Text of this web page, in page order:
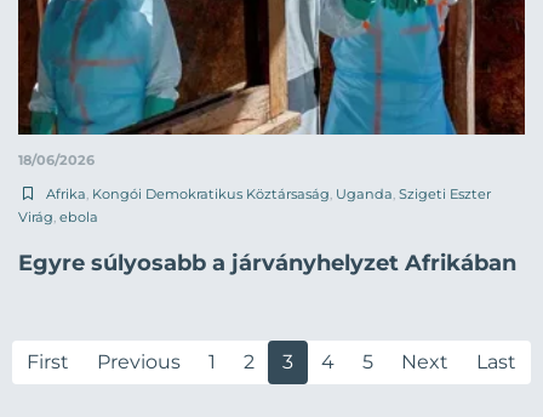
18/06/2026
Afrika, Kongói Demokratikus Köztársaság, Uganda, Szigeti Eszter
Virág, ebola
Egyre súlyosabb a járványhelyzet Afrikában
First Previous 1 2 3 4 5 Next Last